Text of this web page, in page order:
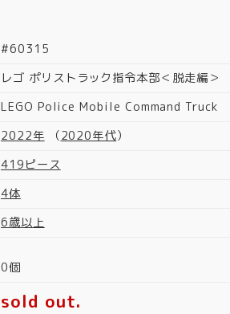
#60315
レゴ ポリストラック指令本部＜脱走編＞
LEGO Police Mobile Command Truck
2022年 （2020年代）
419ピース
4体
6歳以上
0個
sold out.